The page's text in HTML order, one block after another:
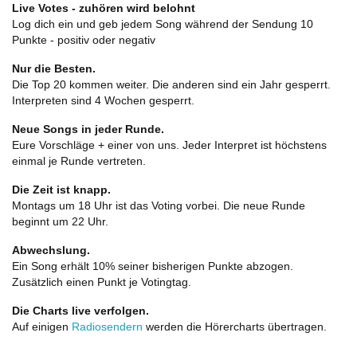
Live Votes - zuhören wird belohnt
Log dich ein und geb jedem Song während der Sendung 10
Punkte - positiv oder negativ
Nur die Besten.
Die Top 20 kommen weiter. Die anderen sind ein Jahr gesperrt.
Interpreten sind 4 Wochen gesperrt.
Neue Songs in jeder Runde.
Eure Vorschläge + einer von uns. Jeder Interpret ist höchstens
einmal je Runde vertreten.
Die Zeit ist knapp.
Montags um 18 Uhr ist das Voting vorbei. Die neue Runde
beginnt um 22 Uhr.
Abwechslung.
Ein Song erhält 10% seiner bisherigen Punkte abzogen.
Zusätzlich einen Punkt je Votingtag.
Die Charts live verfolgen.
Auf einigen Radiosendern werden die Hörercharts übertragen.